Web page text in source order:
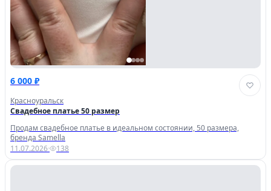
6 000 ₽
Красноуральск
Свадебное платье 50 размер
Продам свадебное платье в идеальном состоянии, 50 размера,
бренда Samella
11.07.2026· 138